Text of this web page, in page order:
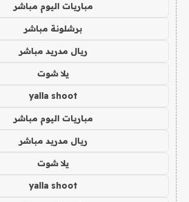
مباريات اليوم مباشر
برشلونة مباشر
ريال مدريد مباشر
يلا شوت
yalla shoot
مباريات اليوم مباشر
ريال مدريد مباشر
يلا شوت
yalla shoot